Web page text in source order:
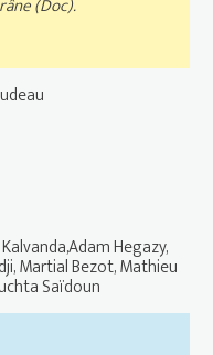
(Doc).
Hegazy,
Martial Bezot, Mathieu
Saïdoun